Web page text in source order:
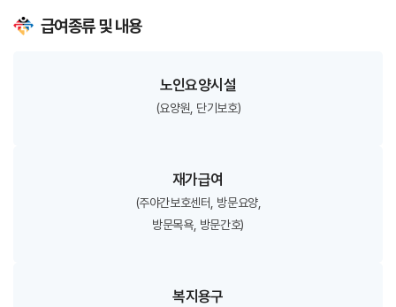
급여종류 및 내용
노인요양시설
(요양원, 단기보호)
재가급여
(주야간보호센터, 방문요양,
방문목욕, 방문간호)
복지용구